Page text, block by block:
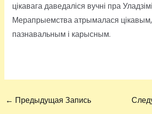
цікавага даведаліся вучні пра
Мерапрыемства атрымалася цікавым,
пазнавальным і карысным.
← Предыдущая Запись